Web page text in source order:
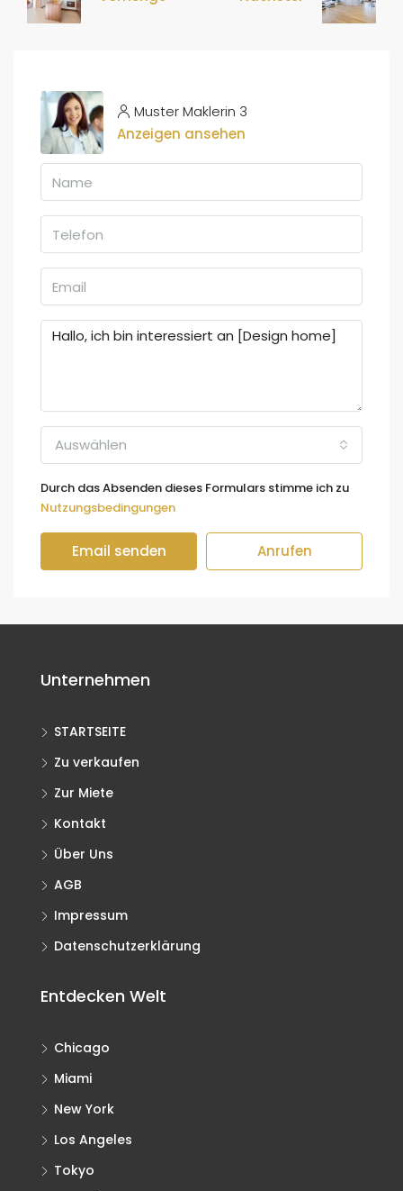
Muster Maklerin 3
Anzeigen ansehen
Auswählen
Durch das Absenden dieses Formulars stimme ich zu
Nutzungsbedingungen
Email senden Anrufen
Unternehmen
STARTSEITE
Zu verkaufen
Zur Miete
Kontakt
Über Uns
AGB
Impressum
Datenschutzerklärung
Entdecken Welt
Chicago
Miami
New York
Los Angeles
Tokyo